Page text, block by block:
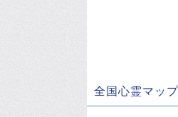
全国心霊マップ